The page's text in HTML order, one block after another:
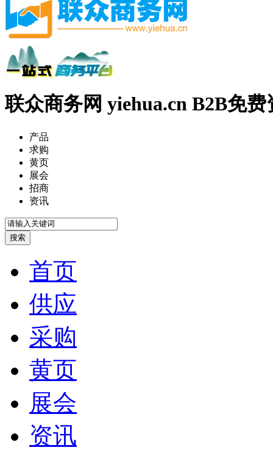
联众商务网 yiehua.cn B2B免
产品
求购
黄页
展会
招商
资讯
首页
供应
采购
黄页
展会
资讯